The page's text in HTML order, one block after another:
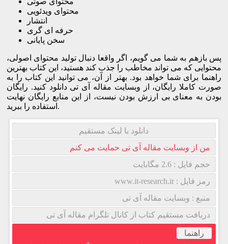
محتوای ویدئویی
انتشار
حرفه ای گری
سخن پایانی
پس بازهم به شما می گویم، اگر واقعا دنبال تولید محتوای اصولی،
محتوایی که می تواند مخاطب را جذب کند هستید، این کتاب بهترین
راهنما برای شما خواهد بود. بهتر از آن، می توانید این کتاب را به
صورت کاملا رایگان، از وبسایت مقاله آی تی دانلود کنید. رایگان
بودن به معنای بی ارزش بودن نیست، از این منابع رایگان نهایت
استفاده را ببرید.
دانلود با لینک مستقیم
من از وبسایت مقاله آی تی حمایت می کنم
حجم فایل : 2.6 مگابایت
رمز فایل : www.it-research.ir
منبع : وبسایت مقاله آی تی
دریافت مستقیم کتاب از کانال تلگرام مقاله آی تی
راهنما